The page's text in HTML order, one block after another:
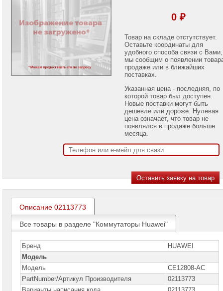
Мониторы
LCD
панели
проекторов
Принтеры
Серверы
Brand
Пассивное
сетевое
оборудование
Активное
0 ₽
Товар на складе отстутствует.
Оставьте координаты для
удобного способа связи с Вами,
мы сообщим о появлении
продаже или в ближайших
поставках.
Указанная цена - последняя, по
которой товар был доступен.
Новые поставки могут быть
дешевле или дороже. Нулевая
цена означает, что товар не
появлялся в продаже больше
месяца.
Описание 02113773
Все товары в разделе "Коммутаторы Huawei"
Бренд
HUAWEI
Модель
Модель
CE12808-AC
PartNumber/Артикул Производителя
02113773